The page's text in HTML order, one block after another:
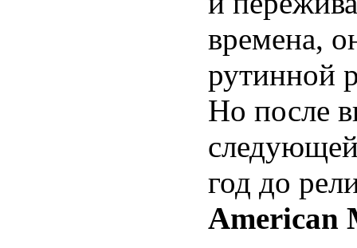
времена,
рутинной
Но после
год до
American